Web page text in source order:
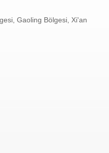
Gaoling Bölgesi, Xi'an